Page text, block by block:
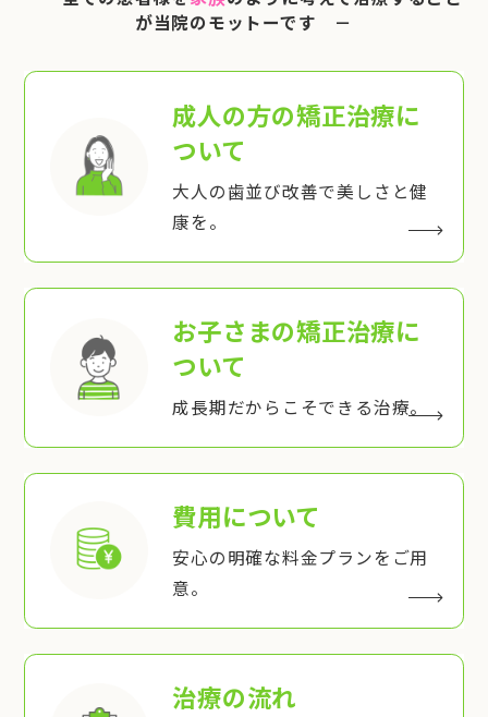
が当院のモットーです －
成人の方の矯正治療に
ついて
大人の歯並び改善で美しさと健
康を。
お子さまの矯正治療に
ついて
成長期だからこそできる治療。
費用について
安心の明確な料金プランをご用
意。
治療の流れ